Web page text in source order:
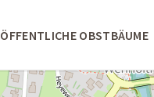
ÖFFENTLICHE OBSTBÄUME